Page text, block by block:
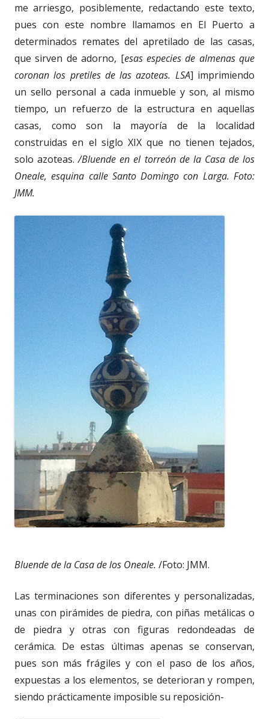
me arriesgo, posiblemente, redactando este texto,
pues con este nombre llamamos en El Puerto a
determinados remates del apretilado de las casas,
que sirven de adorno, [esas especies de almenas que
coronan los pretiles de las azoteas. LSA] imprimiendo
un sello personal a cada inmueble y son, al mismo
tiempo, un refuerzo de la estructura en aquellas
casas, como son la mayoría de la localidad
construidas en el siglo XIX que no tienen tejados,
solo azoteas./Bluende en el torreón de la Casa de los
Oneale, esquina calle Santo Domingo con Larga. Foto:
JMM.
Bluende de la Casa de los Oneale. /Foto: JMM.
Las terminaciones son diferentes y personalizadas,
unas con pirámides de piedra, con piñas metálicas o
de piedra y otras con figuras redondeadas de
cerámica. De estas últimas apenas se conservan,
pues son más frágiles y con el paso de los años,
expuestas a los elementos, se deterioran y rompen,
siendo prácticamente imposible su reposición-